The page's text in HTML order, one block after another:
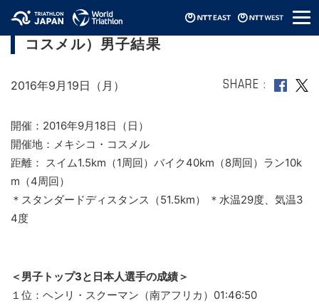
メ
ニ
ITU世界トライアスロンシリーズGF（2016/
コスメル）男子結果
2016年9月19日（月） SHARE
開催：2016年9月18日（日）
開催地：メキシコ・コスメル
距離： スイム1.5km（1周回）バイク40km（8周回）ラン10k
m（4周回）
＊スタンダードディスタンス（51.5km） ＊水温29度、気温3
4度
＜男子トップ3と日本人選手の成績＞
１位：ヘンリ・スクーマン（南アフリカ）01:46:50